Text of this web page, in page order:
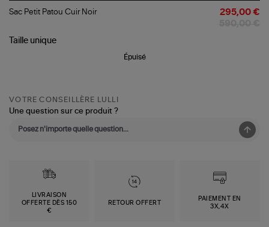
Sac
Cuir
Sac Petit Patou Cuir Noir 295,00 €
Taille unique
Épuisé
VOTRE CONSEILLÈRE LULLI
Une question sur ce produit ?
LIVRAISON
OFFERTE DÈS 150
€
RETOUR OFFERT
PAIEMENT EN
3X,4X